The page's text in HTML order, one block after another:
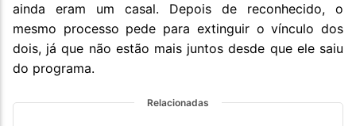
ainda eram um casal. Depois de reconhecido, o
mesmo processo pede para extinguir o vínculo dos
dois, já que não estão mais juntos desde que ele saiu
do programa.
Relacionadas